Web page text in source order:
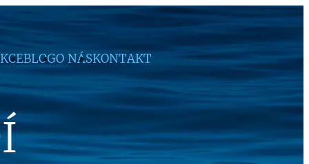
BLOGO NÁSKONTAKT